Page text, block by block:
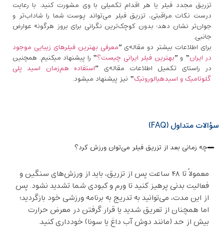
تزریق مجدد فیلر یا هر اقدام تکمیلی با وی مشورت کنید. با رعایت
درست نکات مراقبتی، تزریق فیلر می‌تواند پوست شما را شاداب‌تر و
جوان‌تر نشان دهد؛ بدون کوچک‌ترین نگرانی برای بروز هرگونه عوارض
جانبی.
برای اطلاعات بیشتر دو مقاله‌ی “معرفی بهترین فیلرهای زیبایی موجود
در ایران” و “بهترین فیلر ایرانی چیست؟” را پیشنهاد میکنیم. همچنین
در راستای تکمیل اطلاعات مقاله‌ی “استفاده هم‌زمان اسید پلی
گلوتامیک و اسیدهیالورونیک” نیز پیشنهاد میشود.
سؤالات متداول (FAQ)
چه زمانی بعد از تزریق فیلر می‌توان ورزش کرد؟
معمولاً تا ۴۸ ساعت پس از تزریق، باید از ورزش‌های سنگین و
فعالیت بدنی پرهیز کنید تا ورم و کبودی شما تشدید نشود. پس
از این مدت، می‌توانید به تدریج به برنامه ورزشی خود بازگردید؛
اما همچنان از تعریق شدید یا قرار گرفتن در معرض حرارت
بیش از حد (مانند دوش آب داغ یا سونا) خودداری کنید.